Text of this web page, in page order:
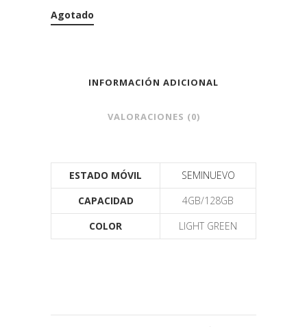
Agotado
INFORMACIÓN ADICIONAL
VALORACIONES (0)
ESTADO MÓVIL
SEMINUEVO
CAPACIDAD
4GB/128GB
COLOR
LIGHT GREEN